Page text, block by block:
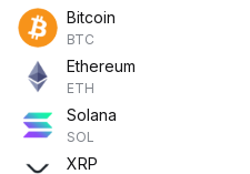
Bitcoin
BTC
Ethereum
ETH
Solana
SOL
XRP